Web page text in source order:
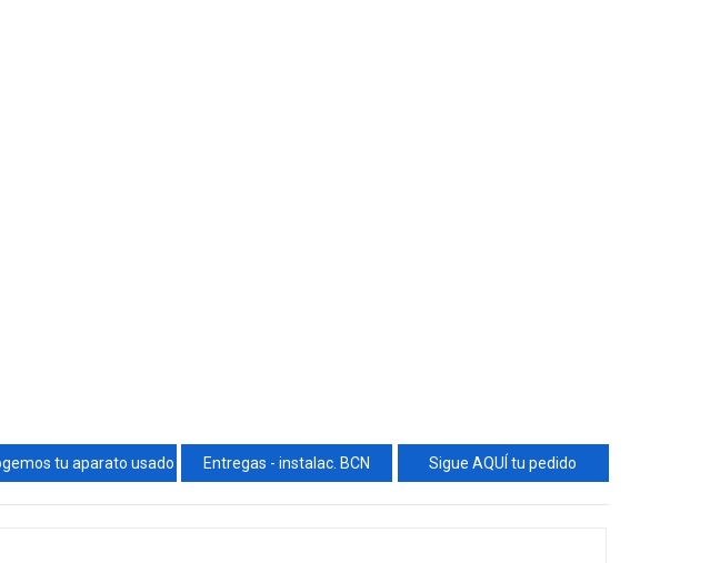
tu aparato usado Entregas - instalac. BCN Sigue AQUÍ tu pedido